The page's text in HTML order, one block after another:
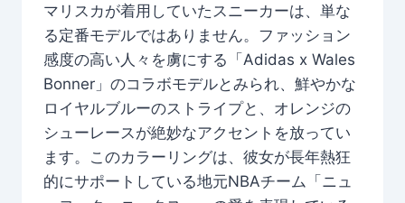
マリスカが着用していたスニーカーは、単な
る定番モデルではありません。ファッション
感度の高い人々を虜にする「Adidas x Wales
Bonner」のコラボモデルとみられ、鮮やかな
ロイヤルブルーのストライプと、オレンジの
シューレースが絶妙なアクセントを放ってい
ます。このカラーリングは、彼女が長年熱狂
的にサポートしている地元NBAチーム「ニュ